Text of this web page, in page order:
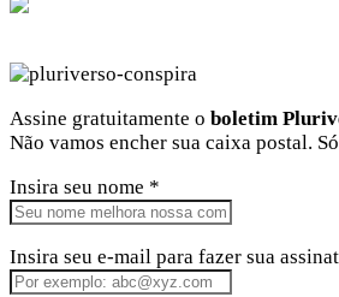
Assine gratuitamente o boletim
Não vamos encher sua caixa postal.
Insira seu nome *
Insira seu e-mail para fazer sua